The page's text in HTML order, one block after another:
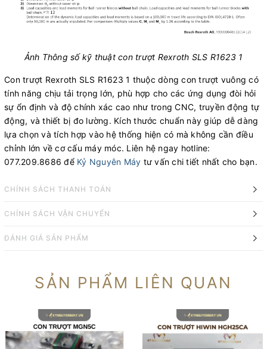
Ảnh Thông số kỹ thuật con trượt Rexroth SLS R1623 1
Con trượt Rexroth SLS R1623 1 thuộc dòng con trượt vuông có
tính năng chịu tải trọng lớn, phù hợp cho các ứng dụng đòi hỏi
sự ổn định và độ chính xác cao như trong CNC, truyền động tự
động, và thiết bị đo lường. Kích thước chuẩn này giúp dễ dàng
lựa chọn và tích hợp vào hệ thống hiện có mà không cần điều
chỉnh lớn về cơ cấu máy móc. Liên hệ ngay hotline:
077.209.8686 để Kỷ Nguyên Máy tư vấn chi tiết nhất cho bạn.
CHÍNH SÁCH THANH TOÁN
CHÍNH SÁCH VẬN CHUYỂN
ĐÁNH GIÁ SẢN PHẨM
SẢN PHẨM LIÊN QUAN